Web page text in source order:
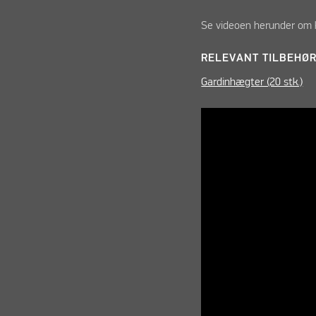
Se videoen herunder
RELEVANT
Gardinhægter (20 stk.)